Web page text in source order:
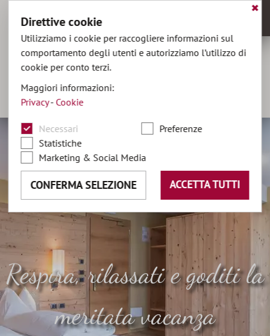
+39 0474 496141
Respira, rilassati e goditi la
meritata vacanza
✖
Direttive cookie
Utilizziamo i cookie per raccogliere informazioni sul
comportamento degli utenti e autorizziamo l’utilizzo di
cookie per conto terzi.
Maggiori informazioni:
Privacy- Cookie
Necessari
Preferenze
Statistiche
Marketing & Social Media
CONFERMA SELEZIONE ACCETTA TUTTI